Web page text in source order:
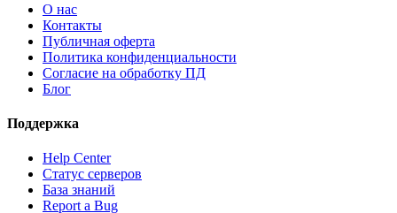
О нас
Контакты
Публичная оферта
Политика конфиденциальности
Согласие на обработку ПД
Блог
Поддержка
Help Center
Статус серверов
База знаний
Report a Bug